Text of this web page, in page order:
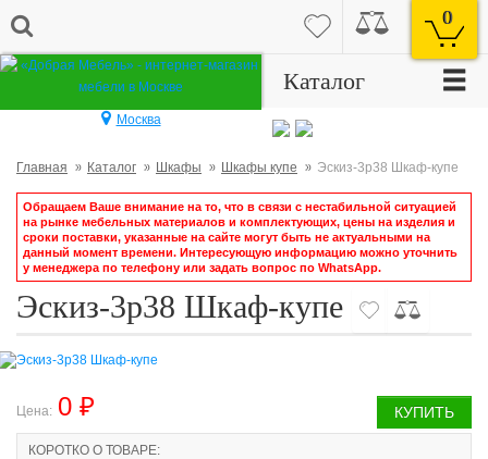
0
Москва
Каталог ☰
Главная Каталог Шкафы Шкафы купе Эскиз-3р38 Шкаф-купе
Обращаем Ваше внимание на то, что в связи с нестабильной ситуацией
на рынке мебельных материалов и комплектующих, цены на изделия и
сроки поставки, указанные на сайте могут быть не актуальными на
данный момент времени. Интересующую информацию можно уточнить
у менеджера по телефону или задать вопрос по WhatsApp.
Эскиз-3р38 Шкаф-купе
КУПИТЬ
Цена: 0 ₽
КОРОТКО О ТОВАРЕ: